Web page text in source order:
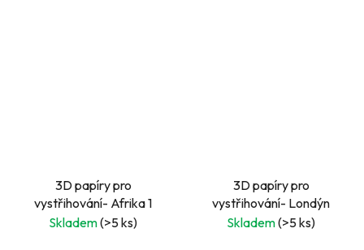
3D papíry pro
vystřihování- Afrika 1
Skladem(>5 ks)
3D papíry pro
vystřihování- Londýn
Skladem(>5 ks)